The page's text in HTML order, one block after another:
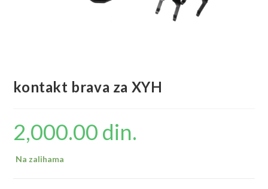
kontakt brava za XYH
2,000.00 din.
Na zalihama